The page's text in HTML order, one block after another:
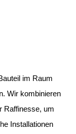
im Raum
Wir kombinieren
Raffinesse, um
Installationen